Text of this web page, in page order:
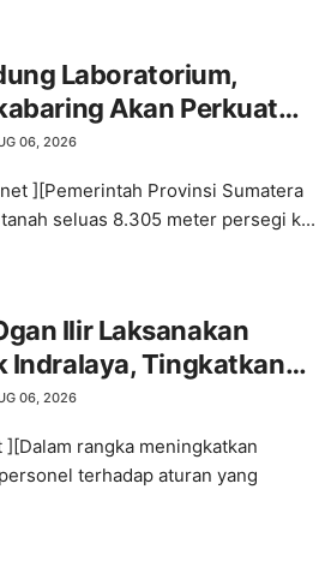
Laboratorium,
Akan Perkuat
Provinsi
06, 2026
][Pemerintah Provinsi Sumatera
seluas 8.305 meter persegi k...
Ilir Laksanakan
Indralaya, Tingkatkan
Polri
06, 2026
rangka meningkatkan
terhadap aturan yang